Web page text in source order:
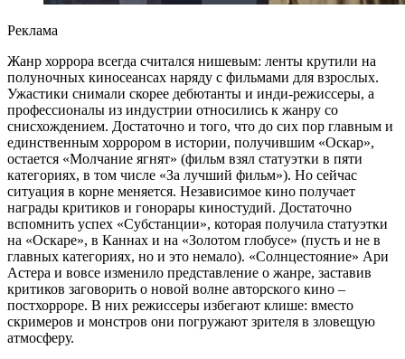
Реклама
Жанр хоррора всегда считался нишевым: ленты крутили на
полуночных киносеансах наряду с фильмами для взрослых.
Ужастики снимали скорее дебютанты и инди-режиссеры, а
профессионалы из индустрии относились к жанру со
снисхождением. Достаточно и того, что до сих пор главным и
единственным хоррором в истории, получившим «Оскар»,
остается «Молчание ягнят» (фильм взял статуэтки в пяти
категориях, в том числе «За лучший фильм»). Но сейчас
ситуация в корне меняется. Независимое кино получает
награды критиков и гонорары киностудий. Достаточно
вспомнить успех «Субстанции», которая получила статуэтки
на «Оскаре», в Каннах и на «Золотом глобусе» (пусть и не в
главных категориях, но и это немало). «Солнцестояние» Ари
Астера и вовсе изменило представление о жанре, заставив
критиков заговорить о новой волне авторского кино –
постхорроре. В них режиссеры избегают клише: вместо
скримеров и монстров они погружают зрителя в зловещую
атмосферу.